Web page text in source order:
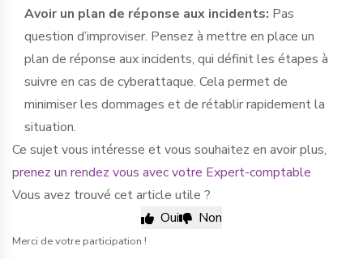
Avoir un plan de réponse aux incidents: Pas
question d’improviser. Pensez à mettre en place un
plan de réponse aux incidents, qui définit les étapes à
suivre en cas de cyberattaque. Cela permet de
minimiser les dommages et de rétablir rapidement la
situation.
Ce sujet vous intéresse et vous souhaitez en avoir plus,
prenez un rendez vous avec votre Expert-comptable
Vous avez trouvé cet article utile ?
Oui
Non
Merci de votre participation !